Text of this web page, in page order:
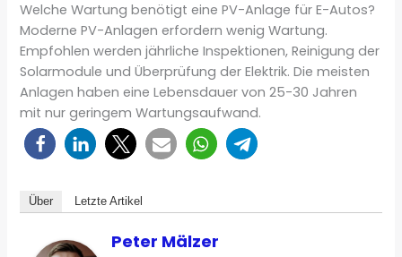
Welche Wartung benötigt eine PV-Anlage für E-Autos?
Moderne PV-Anlagen erfordern wenig Wartung.
Empfohlen werden jährliche Inspektionen, Reinigung der
Solarmodule und Überprüfung der Elektrik. Die meisten
Anlagen haben eine Lebensdauer von 25-30 Jahren
mit nur geringem Wartungsaufwand.
Über Letzte Artikel
Peter Mälzer